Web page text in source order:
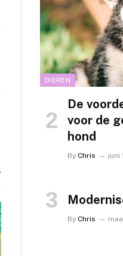
DIEREN
De
voor de
hond
By Chris juni
By Chris